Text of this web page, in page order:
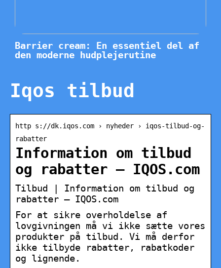
Barrier cream: En essentiel del af
den moderne hudplejerutine
Iqos tilbud
http s://dk.iqos.com › nyheder › iqos-tilbud-og-
rabatter
Information om tilbud
og rabatter – IQOS.com
Tilbud | Information om tilbud og
rabatter – IQOS.com
For at sikre overholdelse af
lovgivningen må vi ikke sætte vores
produkter på tilbud. Vi må derfor
ikke tilbyde rabatter, rabatkoder
og lignende.